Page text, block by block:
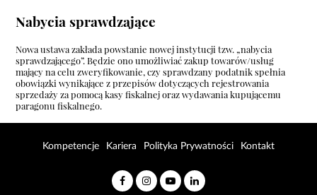
Nabycia sprawdzające
Nowa ustawa zakłada powstanie nowej instytucji tzw. „nabycia
sprawdzającego”. Będzie ono umożliwiać zakup towarów/usług
mający na celu zweryfikowanie, czy sprawdzany podatnik spełnia
obowiązki wynikające z przepisów dotyczących rejestrowania
sprzedaży za pomocą kasy fiskalnej oraz wydawania kupującemu
paragonu fiskalnego.
Kompetencje Kariera Polityka Prywatności Kontakt